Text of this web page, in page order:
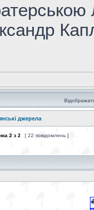
джерела
2 з 2 [ 22 повідомлень ]